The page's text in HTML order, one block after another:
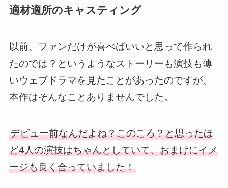
適材適所のキャスティング
以前、ファンだけが喜べばいいと思って作られ
たのでは？というようなストーリーも演技も薄
いウェブドラマを見たことがあったのですが、
本作はそんなことありませんでした。
デビュー前なんだよね？このころ？と思ったほ
ど4人の演技はちゃんとしていて、おまけにイメ
ージも良く合っていました！